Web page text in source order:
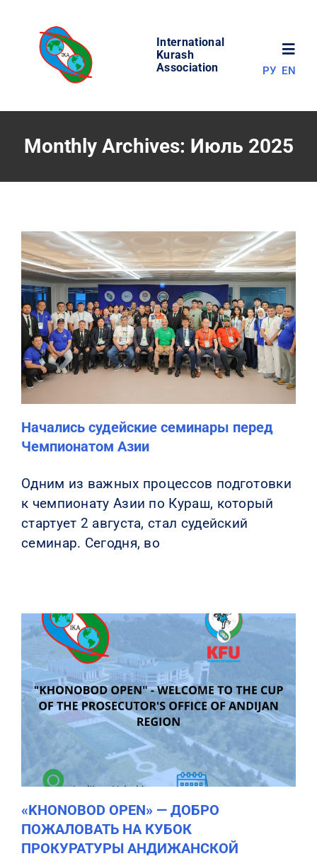
content
International
Kurash
Association
МИР КУРАША
СОРЕВНОВАНИЯ
РЕЗУЛЬТАТЫ
КОНТАКТЫ
РУ EN
Monthly Archives: Июль 2025
Начались судейские семинары перед
Чемпионатом Азии
Одним из важных процессов подготовки
к чемпионату Азии по Кураш, который
стартует 2 августа, стал судейский
семинар. Сегодня, во
«KHONOBOD OPEN» — ДОБРО
ПОЖАЛОВАТЬ НА КУБОК
ПРОКУРАТУРЫ АНДИЖАНСКОЙ